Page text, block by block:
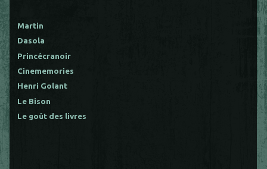
Martin
Dasola
Princécranoir
Cinememories
Henri Golant
Le Bison
Le goût des livres